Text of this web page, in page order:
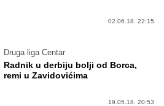
02.06.18. 22:15
Druga liga Centar
Radnik u derbiju bolji od Borca,
remi u Zavidovićima
19.05.18. 20:53